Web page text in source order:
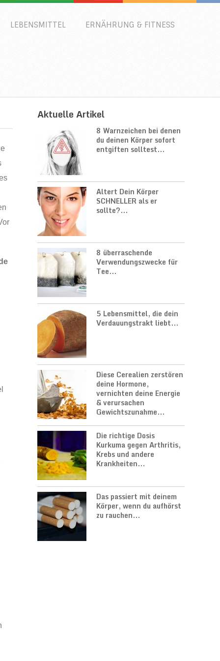
LEBENSMITTEL ERNÄHRUNG & FITNESS
Aktuelle Artikel
8 Warnzeichen bei denen
du deinen Körper sofort
entgiften solltest...
Altert Dein Körper
SCHNELLER als er
sollte?...
8 überraschende
Verwendungszwecke für
Tee...
5 Lebensmittel, die dein
Verdauungstrakt liebt...
Diese Cerealien zerstören
deine Hormone,
vernichten deine Energie
& verursachen
Gewichtszunahme...
Die richtige Dosis
Kurkuma gegen Arthritis,
Krebs und andere
Krankheiten...
Das passiert mit deinem
Körper, wenn du aufhörst
zu rauchen...